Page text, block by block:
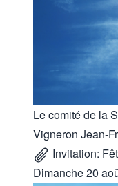
Le comité de la
Vigneron Jean-
Invitation:
Dimanche 20